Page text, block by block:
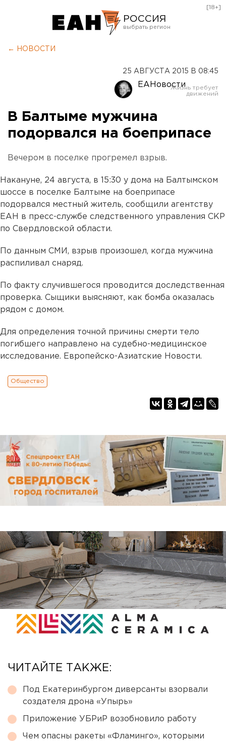
РОССИЯ
Оренбург
[18+]
← НОВОСТИ
25 АВГУСТА 2015 В 08:45
ЕАНовости
В Балтыме мужчина
подорвался на боеприпасе
Вечером в поселке прогремел взрыв.
Накануне, 24 августа, в 15:30 у дома на Балтымском
шоссе в поселке Балтыме на боеприпасе
подорвался местный житель, сообщили агентству
ЕАН в пресс-службе следственного управления СКР
по Свердловской области.
По данным СМИ, взрыв произошел, когда мужчина
распиливал снаряд.
По факту случившегося проводится доследственная
проверка. Сыщики выясняют, как бомба оказалась
рядом с домом.
Для определения точной причины смерти тело
погибшего направлено на судебно-медицинское
исследование. Европейско-Азиатские Новости.
Общество
ЧИТАЙТЕ ТАКЖЕ:
Под Екатеринбургом диверсанты взорвали
создателя дрона «Упырь»
Приложение УБРиР возобновило работу
Чем опасны ракеты «Фламинго», которыми